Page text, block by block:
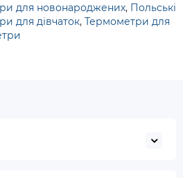
для новонароджених, Польські
для дівчаток, Термометри для